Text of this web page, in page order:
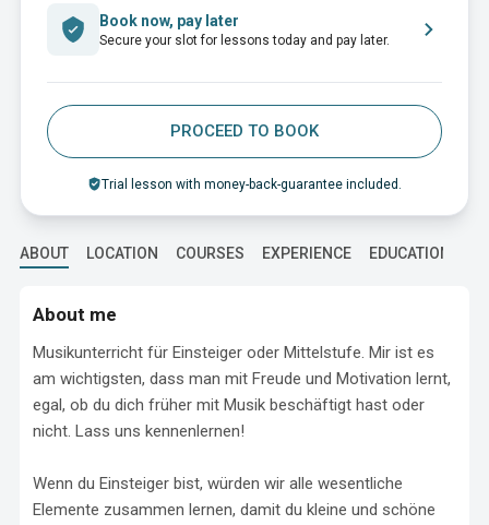
Book now, pay later
Secure your slot for lessons today and pay later.
PROCEED TO BOOK
Trial lesson with money-back-guarantee included.
ABOUT LOCATION COURSES EXPERIENCE EDUCATION
About me
Musikunterricht für Einsteiger oder Mittelstufe. Mir ist es
am wichtigsten, dass man mit Freude und Motivation lernt,
egal, ob du dich früher mit Musik beschäftigt hast oder
nicht. Lass uns kennenlernen!
Wenn du Einsteiger bist, würden wir alle wesentliche
Elemente zusammen lernen, damit du kleine und schöne